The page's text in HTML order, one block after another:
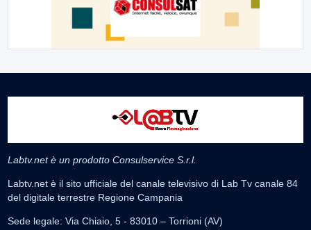
Labtv.net è un prodotto Consulservice S.r.l.
Labtv.net è il sito ufficiale del canale televisivo di Lab Tv canale 84
del digitale terrestre Regione Campania
Sede legale: Via Chiaio, 5 - 83010 – Torrioni (AV)